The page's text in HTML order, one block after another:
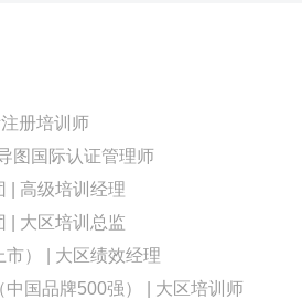
的根本原因，并引导管理者采取合适
维、语言、交流和行为标准，并建立
合集团开展通过实地走访调研，发
计划，实现高端品、战略品及新品销售
册培训师
图国际认证管理师
| 高级培训经理
| 大区培训总监
） | 大区绩效经理
中国品牌500强） | 大区培训师